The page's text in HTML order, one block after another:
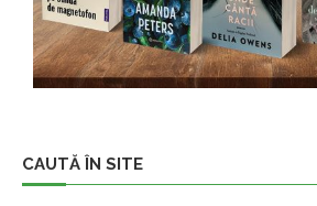
CAUTĂ ÎN SITE